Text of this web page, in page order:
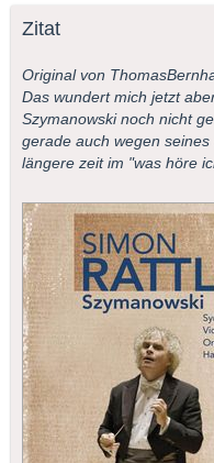
Zitat
Original von
Das wundert mich jetzt
Szymanowski noch nicht
gerade auch wegen
längere zeit im "was höre